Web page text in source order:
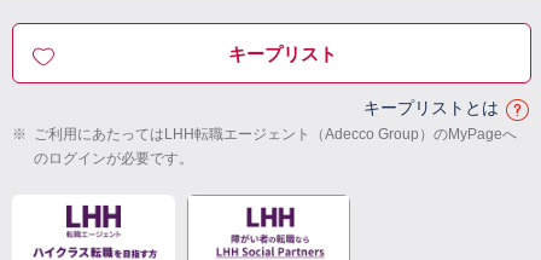
キープリスト
キープリストとは
※ ご利用にあたってはLHH転職エージェント（Adecco Group）のMyPageへ
のログインが必要です。